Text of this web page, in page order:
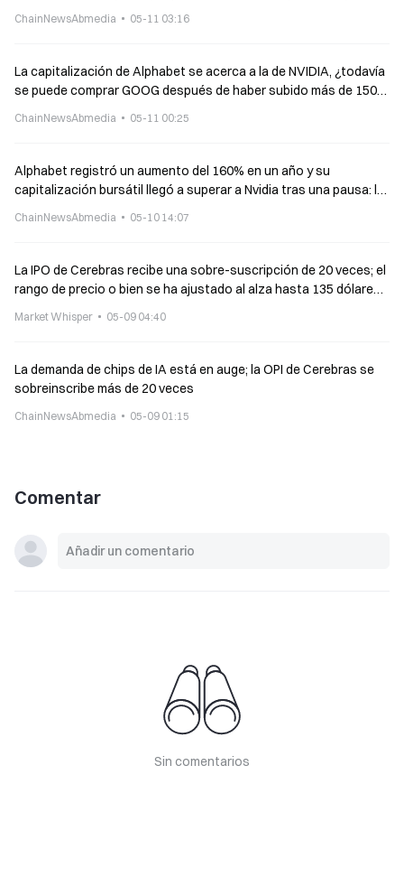
ChainNewsAbmedia 05-11 03:16
La capitalización de Alphabet se acerca a la de NVIDIA, ¿todavía
se puede comprar GOOG después de haber subido más de 150%
ChainNewsAbmedia 05-11 00:25
Alphabet registró un aumento del 160% en un año y su
capitalización bursátil llegó a superar a Nvidia tras una pausa: la
ChainNewsAbmedia 05-10 14:07
La IPO de Cerebras recibe una sobre-suscripción de 20 veces; el
rango de precio o bien se ha ajustado al alza hasta 135 dólares
Market Whisper 05-09 04:40
La demanda de chips de IA está en auge; la OPI de Cerebras se
sobreinscribe más de 20 veces
ChainNewsAbmedia 05-09 01:15
Comentar
Sin comentarios